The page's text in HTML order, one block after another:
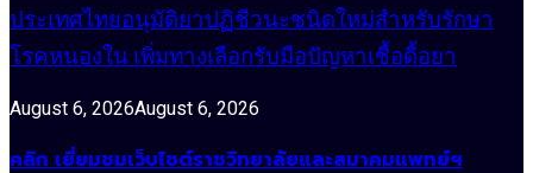
ประเทศไทยอนุมัติยาปฏิชีวนะชนิดใหม่สำหรับรักษา
โรคหนองใน เพิ่มทางเลือกรับมือปัญหาเชื้อดื้อยา
August 6, 2026August 6, 2026
คลิก เยี่ยมชมเว็บไซต์ราชวิทยาลัยและสมาคมแพทย์ฯ